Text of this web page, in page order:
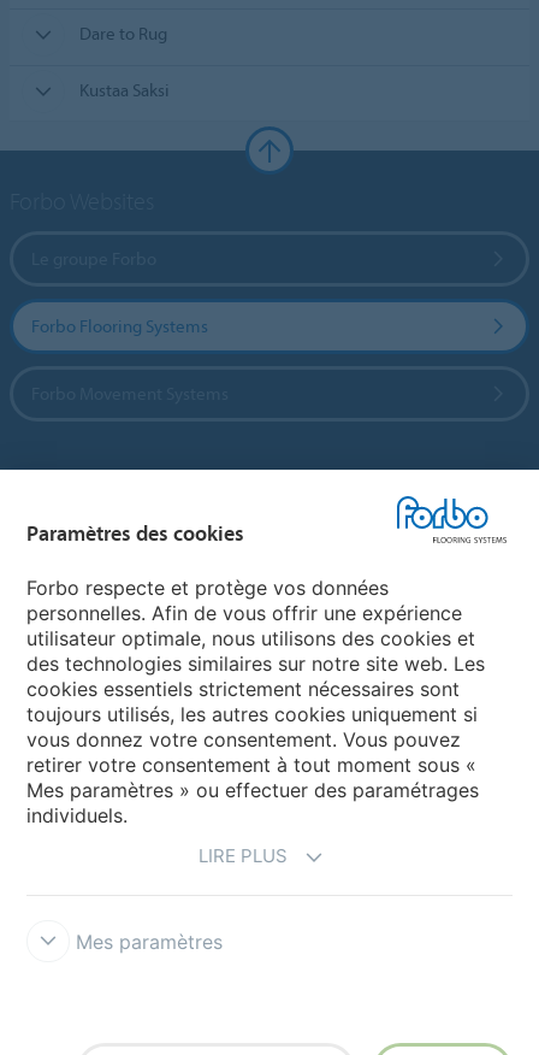
Dare to Rug
Kustaa Saksi
Forbo Flooring Systems
My Forbo
Contact dans le monde
Ajustement net
Paramètres des cookies
Forbo respecte et protège vos données
personnelles. Afin de vous offrir une expérience
utilisateur optimale, nous utilisons des cookies et
des technologies similaires sur notre site web. Les
cookies essentiels strictement nécessaires sont
toujours utilisés, les autres cookies uniquement si
vous donnez votre consentement. Vous pouvez
retirer votre consentement à tout moment sous «
Mes paramètres » ou effectuer des paramétrages
individuels.
LIRE PLUS
Mes paramètres